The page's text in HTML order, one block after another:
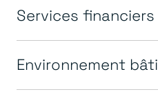
Services financiers
Environnement bâti